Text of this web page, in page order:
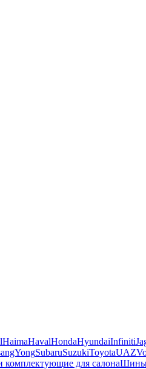
HaimaHavalHondaHyundaiInfiniti
SubaruSuzukiToyotaUAZ
комплектующие для салона